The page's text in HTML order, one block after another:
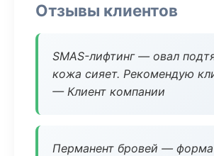
Отзывы клиентов
SMAS-лифтинг — овал
кожа сияет. Рекомендую
— Клиент компании
Перманент бровей — форма